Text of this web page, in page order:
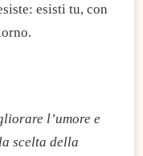
esisti tu, con
l’umore e
scelta della